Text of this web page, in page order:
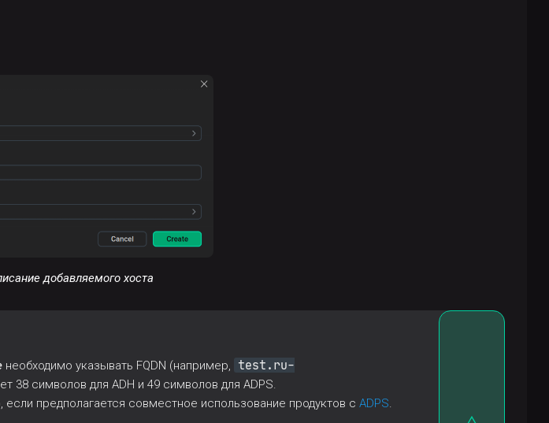
добавляемого хоста
необходимо указывать FQDN (например,
test.ru-
38 символов для ADH и 49 символов для ADPS.
если предполагается совместное использование продуктов с ADPS